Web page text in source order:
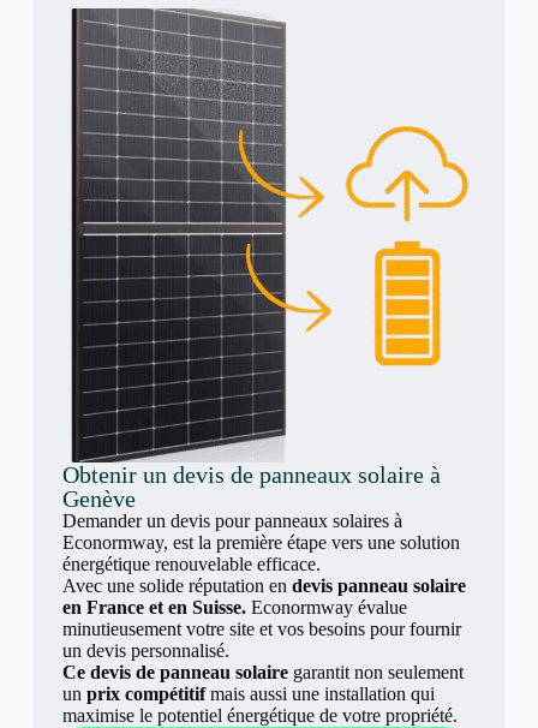
Obtenir un devis de panneaux solaire à
Genève
Demander un devis pour panneaux solaires à
Econormway, est la première étape vers une solution
énergétique renouvelable efficace.
Avec une solide réputation en devis panneau solaire
en France et en Suisse.Econormway évalue
minutieusement votre site et vos besoins pour fournir
un devis personnalisé.
Ce devis de panneau solairegarantit non seulement
un prix compétitifmais aussi une installation qui
maximise le potentiel énergétique de votre propriété.